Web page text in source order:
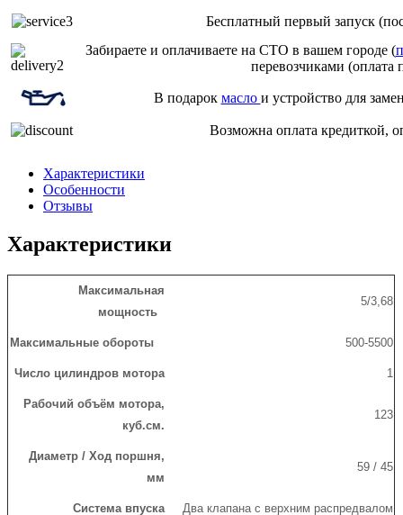
Бесплатный первый запуск
Забираете и оплачиваете на СТО в вашем городе (
перевозчиками (оплата
В подарок масло и устройство для
Возможна оплата кредиткой,
Характеристики
Особенности
Отзывы
Характеристики
Максимальная
мощность
5/3,68
Максимальные обороты 500-5500
Число цилиндров мотора 1
Рабочий объём мотора,
куб.см.
123
Диаметр / Ход поршня,
мм
59 / 45
Система впуска Два клапана с верхним распредвалом